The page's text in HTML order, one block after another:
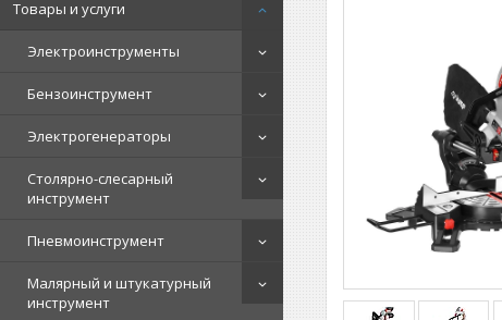
Товары и услуги
Электроинструменты
Бензоинструмент
Электрогенераторы
Столярно-слесарный
инструмент
Пневмоинструмент
Малярный и штукатурный
инструмент